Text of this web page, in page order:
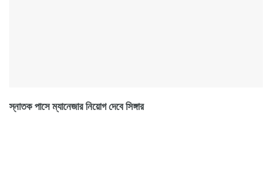
স্নাতক পাসে ম্যানেজার নিয়োগ দেবে সিঙ্গার